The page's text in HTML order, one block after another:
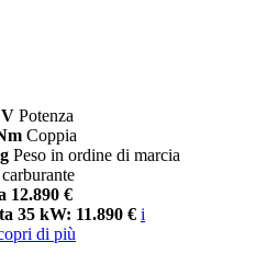
Potenza
Coppia
Peso in ordine di marcia
12.890 €
35 kW: 11.890 € i
di più